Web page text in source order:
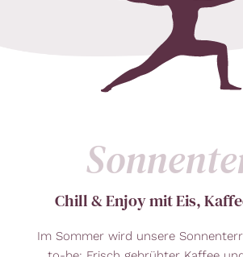
Chill & Enjoy mit Eis,
Im Sommer wird unsere